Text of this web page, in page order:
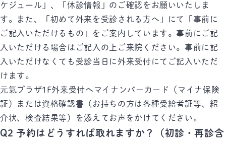
ケジュール」、「休診情報」のご確認をお願いいたしま
す。また、「初めて外来を受診される方へ」にて「事前に
ご記入いただけるもの」をご案内しています。事前にご記
入いただける場合はご記入の上ご来院ください。事前に記
入いただけなくても受診当日に外来受付にてご記入いただ
けます。
元氣プラザ1F外来受付へマイナンバーカード（マイナ保険
証）または資格確認書（お持ちの方は各種受給者証等、紹
介状、検査結果等）を添えてお声をかけてください。
Q2 予約はどうすれば取れますか？（初診・再診含